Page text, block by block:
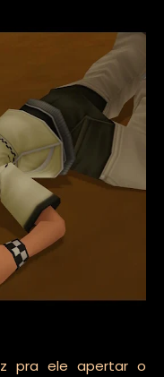
pra ele apertar o